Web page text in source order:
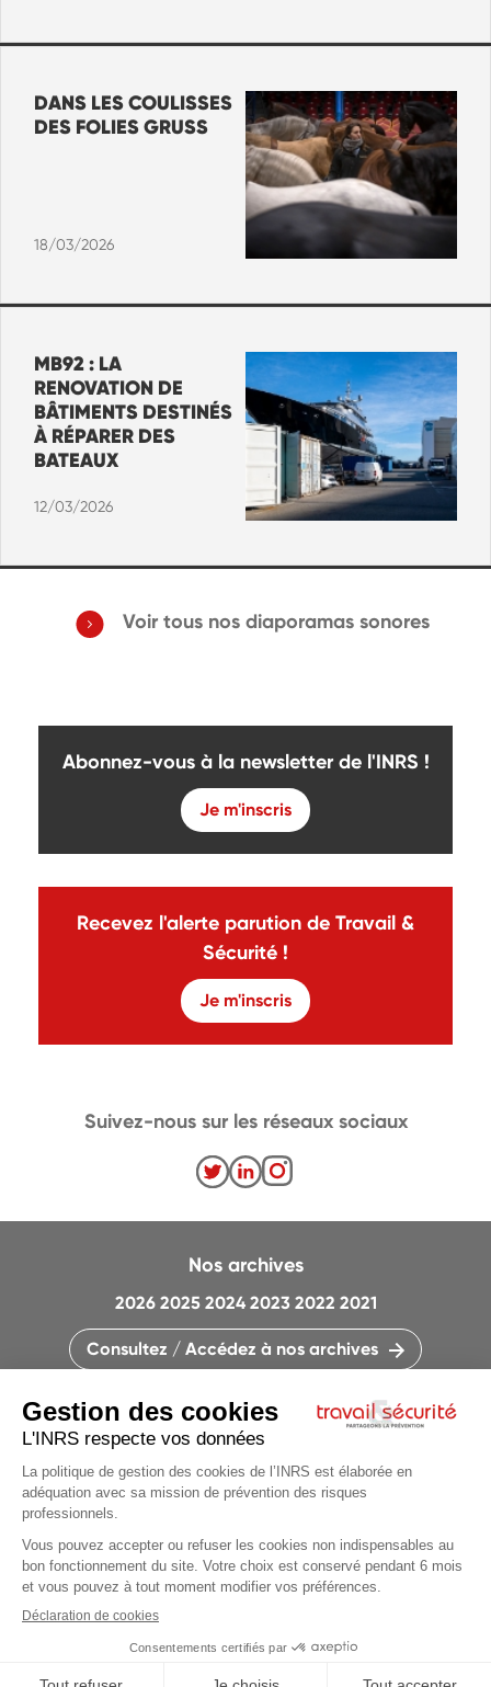
DANS LES COULISSES
DES FOLIES GRUSS
18/03/2026
MB92 : LA
RENOVATION DE
BÂTIMENTS DESTINÉS
À RÉPARER DES
BATEAUX
12/03/2026
Voir tous nos diaporamas sonores
Abonnez-vous à la newsletter de l'INRS !
Je m'inscris
Recevez l'alerte parution de Travail &
Sécurité !
Je m'inscris
CONTACTEZ LA RÉDACTION
QUI SOMMES-NOUS ?
PLAN DU SITE
PARAMÈTRES DES COOKIES
CHARTE DES COOKIES ET TRACEURS
Nos archives
2026 2025 2024 2023 2022 2021
Consultez / Accédez à nos archives
Suivez-nous sur les réseaux sociaux